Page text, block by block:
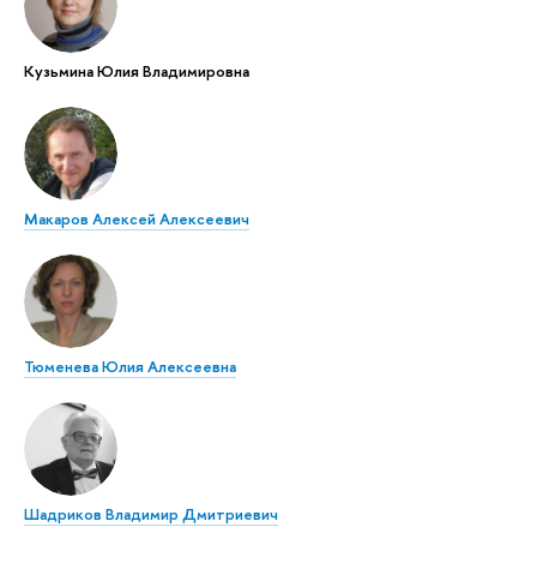
Кузьмина Юлия Владимировна
Макаров Алексей Алексеевич
Тюменева Юлия Алексеевна
Шадриков Владимир Дмитриевич